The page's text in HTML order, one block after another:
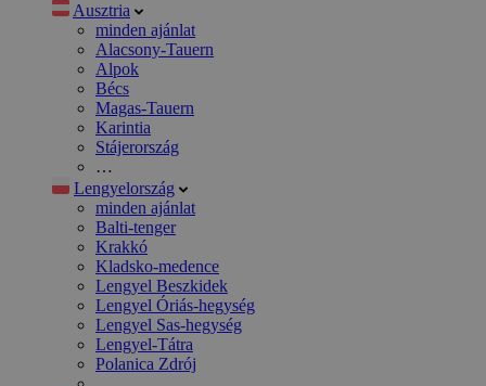
Ausztria
minden ajánlat
Alacsony-Tauern
Alpok
Bécs
Magas-Tauern
Karintia
Stájerország
…
Lengyelország
minden ajánlat
Balti-tenger
Krakkó
Kladsko-medence
Lengyel Beszkidek
Lengyel Óriás-hegység
Lengyel Sas-hegység
Lengyel-Tátra
Polanica Zdrój